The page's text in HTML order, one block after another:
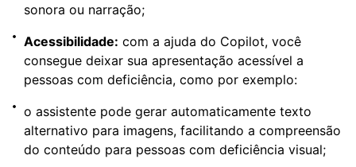
sonora ou narração;
Acessibilidade: com a ajuda do Copilot, você
consegue deixar sua apresentação acessível a
pessoas com deficiência, como por exemplo:
o assistente pode gerar automaticamente texto
alternativo para imagens, facilitando a compreensão
do conteúdo para pessoas com deficiência visual;